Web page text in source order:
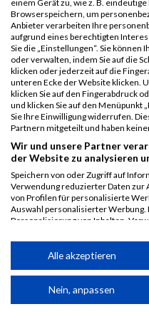
15.8.26 Spartan Liberec
15.8.26
Mühlbacher
Ortsrundenlauf
15.8.26 Sickinger
Rundlauf
16.8.26 schauinsland
Muddy Angel
Run Mitten in
Deutschland
16.8.26 IRONMAN 70.3
Hradec Králové
Copenhagen
Thiersee
einem Gerät zu, wie z. B.
Browserspeichern, um
Anbieter verarbeiten Ihre
aufgrund eines berechtigten
Sie die „Einstellungen“. Sie
oder verwalten, indem Sie auf die
klicken oder jederzeit auf die
unteren Ecke der Website klicken.
klicken Sie auf den Fingerabdruck
und klicken Sie auf den Menüpunkt
Sie Ihre Einwilligung widerrufen.
Partnern mitgeteilt und haben
Wir und unsere Partner
der Website zu analysieren
Speichern von oder Zugriff auf
Verwendung reduzierter Daten zur
von Profilen für personalisierte
Auswahl personalisierter
Personalisierung von Inhalten.
Performance von Inhalten. Analyse
Kombinationen von Daten aus
von Inhalten.
Daten können außerhalb der
Alle akzeptieren
Nein, anpassen